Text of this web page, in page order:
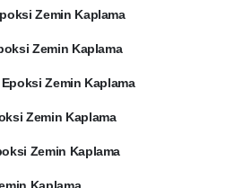
Zemin Kaplama
Zemin Kaplama
Epoksi Zemin Kaplama
Zemin Kaplama
Zemin Kaplama